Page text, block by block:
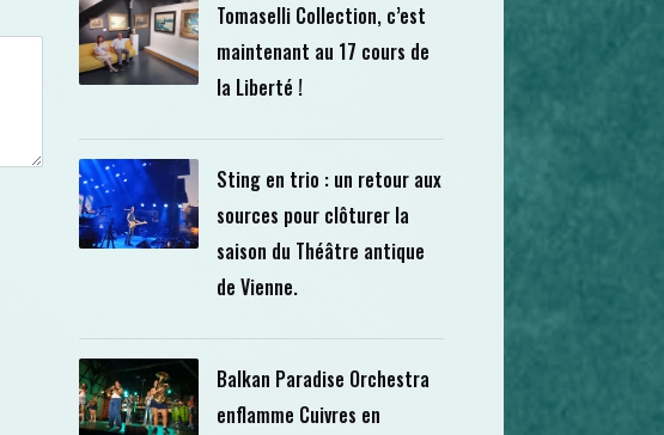
Tomaselli Collection, c’est
maintenant au 17 cours de
la Liberté !
Sting en trio : un retour aux
sources pour clôturer la
saison du Théâtre antique
de Vienne.
Balkan Paradise Orchestra
enflamme Cuivres en